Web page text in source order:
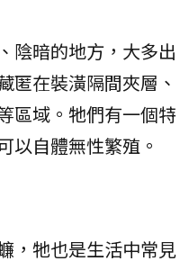
陰暗的地方，大多出
匿在裝潢隔間夾層、
區域。牠們有一個特
以自體無性繁殖。
，牠也是生活中常見